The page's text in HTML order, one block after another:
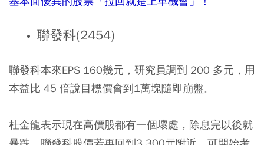
聯發科(2454)
聯發科本來EPS 160幾元，研究員調到 200 多元，用
本益比 45 倍說目標價會到1萬塊隨即崩盤。
杜金龍表示現在高價股都有一個壞處，除息完以後就